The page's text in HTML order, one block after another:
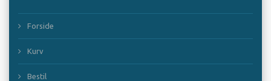
Forside
Kurv
Bestil